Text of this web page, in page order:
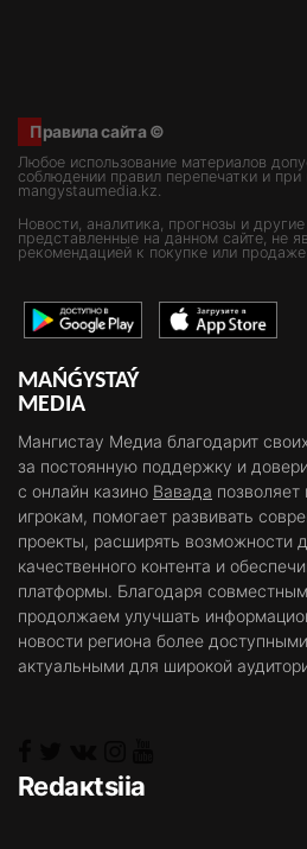
Правила сайта ©
Любое использование материалов
соблюдении правил перепечатки и при
mangystaumedia.kz.
Новости, аналитика, прогнозы и
представленные на данном сайте, не
рекомендацией к покупке или
MAŃǴYSTAÝ
MEDIA
Мангистау Медиа благодарит
за постоянную поддержку и
с онлайн казино Вавада
игрокам, помогает развивать
проекты, расширять возможности
качественного контента и
платформы. Благодаря
продолжаем улучшать
новости региона более
актуальными для широкой
Rеdакtsiia